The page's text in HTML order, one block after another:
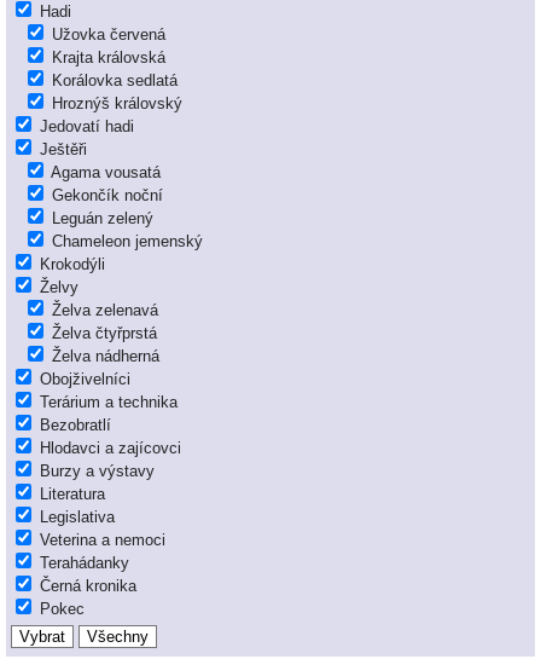
Hadi
Užovka červená
Krajta královská
Korálovka sedlatá
Hroznýš královský
Jedovatí hadi
Ještěři
Agama vousatá
Gekončík noční
Leguán zelený
Chameleon jemenský
Krokodýli
Želvy
Želva zelenavá
Želva čtyřprstá
Želva nádherná
Obojživelníci
Terárium a technika
Bezobratlí
Hlodavci a zajícovci
Burzy a výstavy
Literatura
Legislativa
Veterina a nemoci
Terahádanky
Černá kronika
Pokec